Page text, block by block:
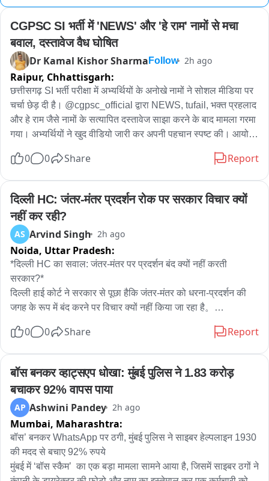
CGPSC SI भर्ती में 'NEWS' और 'हे राम' नामों से मचा
बवाल, दस्तावेज वैध घोषित
Dr Kamal Kishor Sharma Follow 2h ago
Raipur, Chhattisgarh:
छत्तीसगढ़ SI भर्ती परीक्षा में अभ्यर्थियों के अनोखे नामों ने सोशल मीडिया पर
चर्चा छेड़ दी है। @cgpsc_official द्वारा NEWS, tufail, भक्त प्रहलाद
और हे राम जैसे नामों के सत्यापित दस्तावेज साझा करने के बाद मामला गरमा
गया। अभ्यर्थियों ने खुद वीडियो जारी कर अपनी पहचान स्पष्ट की। आयोग
HeyRam, SpaceRani समेत सभी साथियों को अब मेंस की तैयारी के
0 0 Share Report
दिल्ली HC: जंतर-मंतर प्रदर्शन रोक पर सरकार विचार क्यों
नहीं कर रही?
AS Arvind Singh 2h ago
Noida, Uttar Pradesh:
*दिल्ली HC का सवाल: जंतर-मंतर पर प्रदर्शन बंद क्यों नहीं करती
सरकार?*
दिल्ली हाई कोर्ट ने सरकार से पूछा हैकि जंतर-मंतर को धरना-प्रदर्शन की
जगह के रूप में बंद करने पर विचार क्यों नहीं किया जा रहा है。
जस्टिस अमित महाजन ने कहा कि मेरी व्यक्तिगत राय में जंतर-मंतर या शहर
होती है। विरोध-प्रदर्शनों की वजह से सड़कें जाम हो जाती हैं, एंबुलेंस की
आवाजाही प्रभावित होती है और आम लोगों के कामकाज में बाधा आती है।
यह एक तरह से पूरे शहर को बंधक बनाने जैसा है।
हालांकि, उन्होंने यह भी स्पष्ट किया कि प्रदर्शन की अनुमति देना या न देना
सरकार का काम है। अदालत इस संबंध में कोई फैसला नहीं दे रही है।
0 0 Share Report
बॉस बनकर व्हाट्सएप धोखा: मुंबई पुलिस ने 1.83 करोड़
बचाकर 92% वापस पाया
AP Ashwini Pandey 2h ago
Mumbai, Maharashtra:
बॉस’ बनकर WhatsApp पर ठगी, मुंबई पुलिस ने साइबर हेल्पलाइन 1930
की मदद से बचाए 92% रुपये
मुंबई में ‘बॉस स्कैम’  का एक बड़ा मामला सामने आया है, जिसमें साइबर ठगों ने